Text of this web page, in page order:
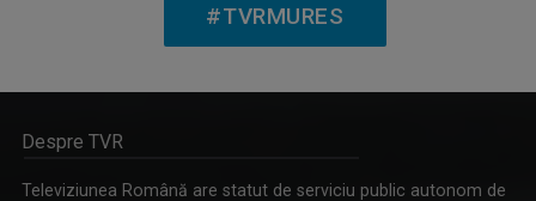
CLAUDIU OROS
#TVRMURES
Despre TVR
Televiziunea Română are statut de serviciu public autonom de